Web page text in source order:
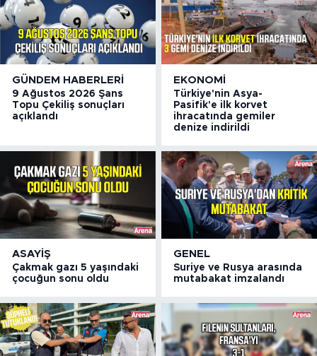
GÜNDEM HABERLERI
9 Ağustos 2026 Şans
Topu Çekiliş sonuçları
açıklandı
EKONOMI
Türkiye'nin Asya-
Pasifik'e ilk korvet
ihracatında gemiler
denize indirildi
ASAYIŞ
Çakmak gazı 5 yaşındaki
çocuğun sonu oldu
GENEL
Suriye ve Rusya arasında
mutabakat imzalandı